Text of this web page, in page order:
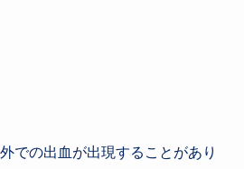
での出血が出現することがあり